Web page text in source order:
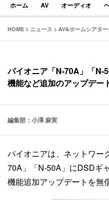
ホーム AV オーディオ
HOME > ニュース > AV&ホームシアタ
パイオニア「N-70A」「N-
機能など追加のアップデー
編集部：小澤 麻実
パイオニアは、ネットワー
70A」「N-50A」にDSDギ
機能追加アップデートを無